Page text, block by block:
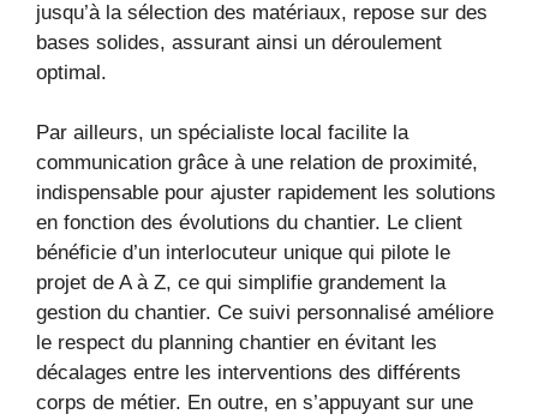
jusqu’à la sélection des matériaux, repose sur des
bases solides, assurant ainsi un déroulement
optimal.
Par ailleurs, un spécialiste local facilite la
communication grâce à une relation de proximité,
indispensable pour ajuster rapidement les solutions
en fonction des évolutions du chantier. Le client
bénéficie d’un interlocuteur unique qui pilote le
projet de A à Z, ce qui simplifie grandement la
gestion du chantier. Ce suivi personnalisé améliore
le respect du planning chantier en évitant les
décalages entre les interventions des différents
corps de métier. En outre, en s’appuyant sur une